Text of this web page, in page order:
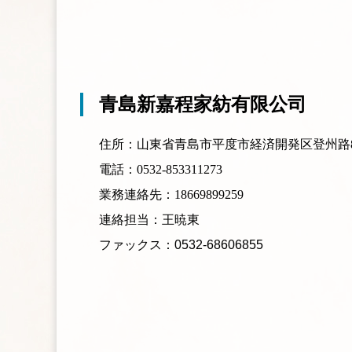
青島新嘉程家紡有限公司
住所：山東省青島市平度市経済開発区登州路
電話：0532-853311273
業務連絡先 ：18669899259
連絡担当 ：王暁東
ファックス ：0532-68606855